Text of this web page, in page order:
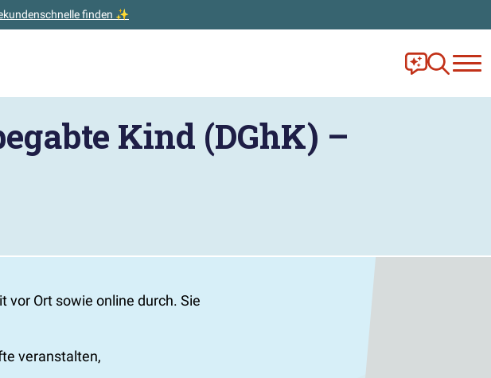
finden ✨
Frag Ella!
Zur
Kind (DGhK) –
vor Ort sowie online durch. Sie
veranstalten,